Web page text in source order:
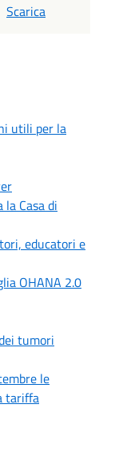
Scarica
utili per la
Casa di
educatori e
OHANA 2.0
tumori
le
tariffa